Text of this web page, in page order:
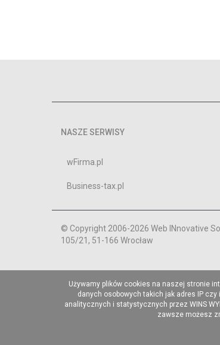
NASZE SERWISY
wFirma.pl
Business-tax.pl
© Copyright 2006-2026 Web INnovative
105/21, 51-166 Wrocław
Używamy plików cookies na naszej stronie
danych osobowych takich jak adres IP
analitycznych i statystycznych przez WINS
zawsze możesz